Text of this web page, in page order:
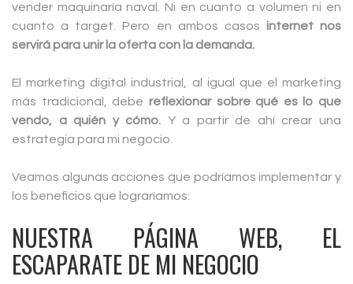
vender maquinaría naval. Ni en cuanto a volumen ni en
cuanto a target. Pero en ambos casos internet nos
servirá para unir la oferta con la demanda.
El marketing digital industrial, al igual que el marketing
más tradicional, debe reflexionar sobre qué es lo que
vendo, a quién y cómo. Y a partir de ahí crear una
estrategia para mi negocio.
Veamos algunas acciones que podríamos implementar y
los beneficios que lograríamos:
NUESTRA PÁGINA WEB, EL
ESCAPARATE DE MI NEGOCIO